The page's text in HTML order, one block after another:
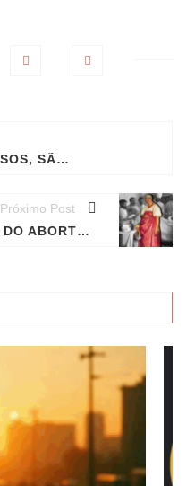
NÃO SÃO 30 PESOS, SÃO 30 ANOS: O QUE ESTÁ ACONTECENDO NO CHILE?
Próximo Post
A HISTÓRIA DO ABORTO NA RÚSSIA, O PRIMEIRO PAÍS A LEGALIZÁ-LO